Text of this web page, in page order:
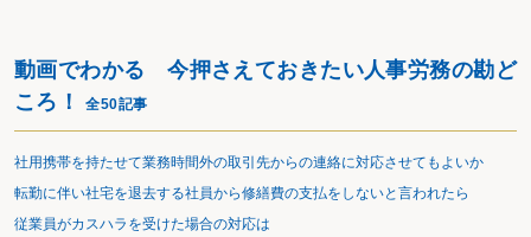
動画でわかる 今押さえておきたい人事労務の勘ど
ころ！全50記事
社用携帯を持たせて業務時間外の取引先からの連絡に対応させてもよいか
転勤に伴い社宅を退去する社員から修繕費の支払をしないと言われたら
従業員がカスハラを受けた場合の対応は